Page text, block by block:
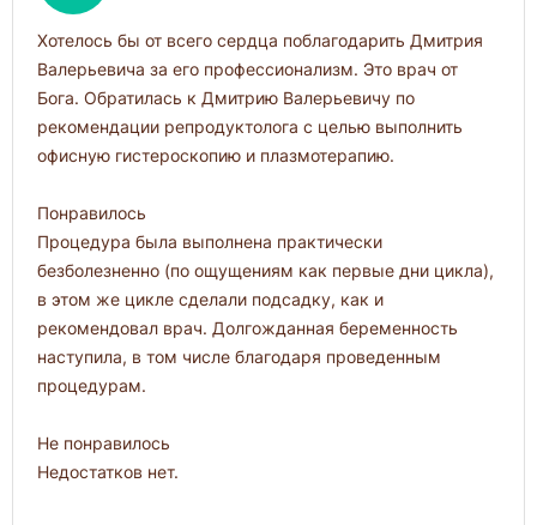
Хотелось бы от всего сердца поблагодарить Дмитрия
Валерьевича за его профессионализм. Это врач от
Бога. Обратилась к Дмитрию Валерьевичу по
рекомендации репродуктолога с целью выполнить
офисную гистероскопию и плазмотерапию.
Понравилось
Процедура была выполнена практически
безболезненно (по ощущениям как первые дни цикла),
в этом же цикле сделали подсадку, как и
рекомендовал врач. Долгожданная беременность
наступила, в том числе благодаря проведенным
процедурам.
Не понравилось
Недостатков нет.